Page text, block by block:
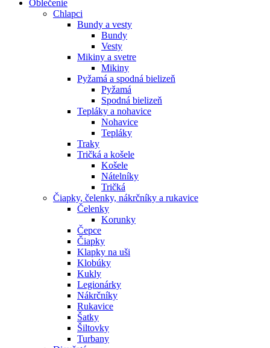
Oblečenie
Chlapci
Bundy a vesty
Bundy
Vesty
Mikiny a svetre
Mikiny
Pyžamá a spodná bielizeň
Pyžamá
Spodná bielizeň
Tepláky a nohavice
Nohavice
Tepláky
Traky
Tričká a košele
Košele
Nátelníky
Tričká
Čiapky, čelenky, nákrčníky a rukavice
Čelenky
Korunky
Čepce
Čiapky
Klapky na uši
Klobúky
Kukly
Legionárky
Nákrčníky
Rukavice
Šatky
Šiltovky
Turbany